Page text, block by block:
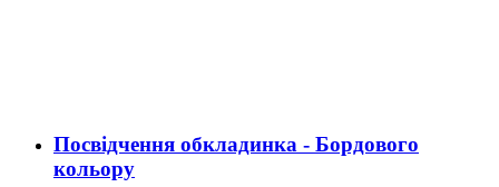
Посвідчення обкладинка - Бордового
кольору